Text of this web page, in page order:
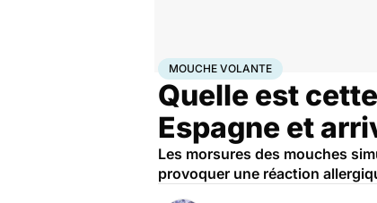
AccueilSantéMouche volante
MOUCHE VOLANTE
Quelle est
Espagne et
Les morsures des mouches
provoquer une réaction